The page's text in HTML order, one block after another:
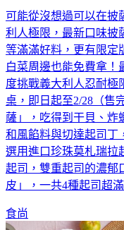
可能從沒想過可以在披
利人極限，最新口味披
等滿滿好料，更有限定
白菜周邊也能免費拿！
度挑戰義大利人忍耐極
桌，即日起至2/28（售
薩」，吃得到干貝、炸
和風餡料與切達起司丁
選用進口珍珠莫札瑞拉
起司，雙重起司的濃郁
皮」，一共4種起司超滿
食尚